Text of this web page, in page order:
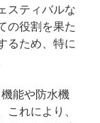
スティバルな
の役割を果た
るため、特に
能や防水機
れにより、